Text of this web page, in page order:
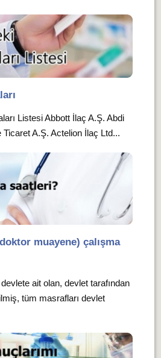
Listesi Abbott İlaç A.Ş. Abdi
A.Ş. Actelion İlaç Ltd...
muayene) çalışma
ait olan, devlet tarafından
tüm masrafları devlet